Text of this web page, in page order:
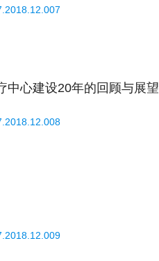
中心建设20年的回顾与展望